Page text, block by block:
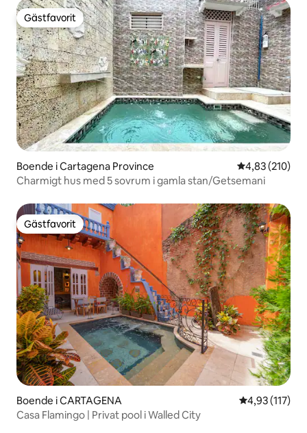
Gästfavorit
Gästfavorit
Boende i Cartagena Province 4,83 av 5 i
4,83 (210)
Charmigt hus med 5 sovrum i gamla stan/Getsemani
Gästfavorit
Gästfavorit
Boende i CARTAGENA 4,93 av 5 i
4,93 (117)
Casa Flamingo | Privat pool i Walled City